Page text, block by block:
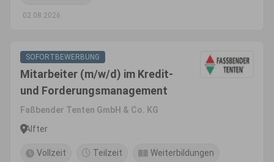
02.08.2026
SOFORTBEWERBUNG
Mitarbeiter (m/w/d) im Kredit-
und Forderungsmanagement
Faßbender Tenten GmbH & Co. KG
Alfter
Vollzeit Teilzeit Weiterbildungen